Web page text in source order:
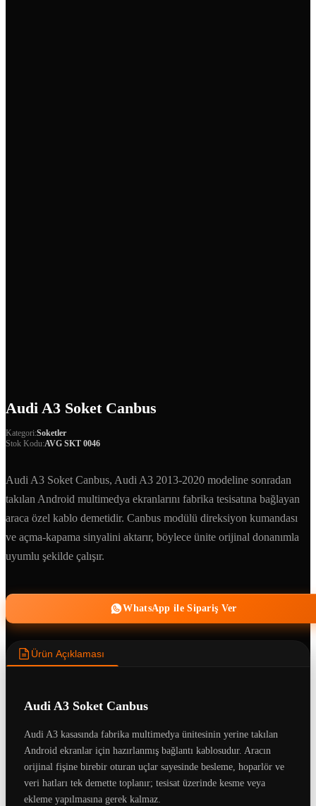
Audi A3 Soket Canbus
Kategori:Soketler
Stok Kodu:AVG SKT 0046
Audi A3 Soket Canbus, Audi A3 2013-2020 modeline sonradan
takılan Android multimedya ekranlarını fabrika tesisatına bağlayan
araca özel kablo demetidir. Canbus modülü direksiyon kumandası
ve açma-kapama sinyalini aktarır, böylece ünite orijinal donanımla
uyumlu şekilde çalışır.
WhatsApp ile Sipariş Ver
Ürün Açıklaması
Audi A3 Soket Canbus
Audi A3 kasasında fabrika multimedya ünitesinin yerine takılan
Android ekranlar için hazırlanmış bağlantı kablosudur. Aracın
orijinal fişine birebir oturan uçlar sayesinde besleme, hoparlör ve
veri hatları tek demette toplanır; tesisat üzerinde kesme veya
ekleme yapılmasına gerek kalmaz.